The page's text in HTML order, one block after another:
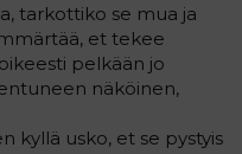
tarkottiko se mua ja
et tekee
pelkään jo
näköinen,
kyllä usko, et se pystyis